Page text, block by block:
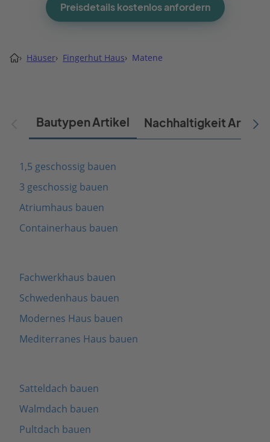
Preisdetails kostenlos anfordern
› Häuser› Fingerhut Haus› Matene
Bautypen Artikel Nachhaltigkeit Artikel
1,5 geschossig bauen
3 geschossig bauen
Atriumhaus bauen
Containerhaus bauen
Fachwerkhaus bauen
Schwedenhaus bauen
Modernes Haus bauen
Mediterranes Haus bauen
Satteldach bauen
Walmdach bauen
Pultdach bauen